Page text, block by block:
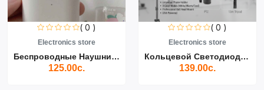
( 0 )
Electronics store
Беспроводные Наушники Air...
125.00с.
( 0 )
Electronics store
Кольцевой Светодиодный Св...
139.00с.